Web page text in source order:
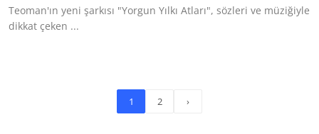
Teoman'ın yeni şarkısı "Yorgun Yılkı Atları", sözleri ve müziğiyle
dikkat çeken ...
1 2 ›